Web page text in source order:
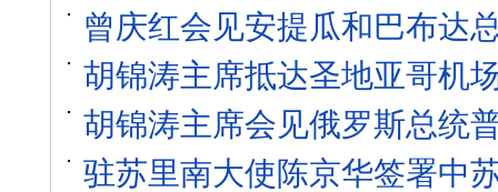
曾庆红会见安提瓜和巴布达
胡锦涛主席抵达圣地亚哥机
胡锦涛主席会见俄罗斯总统
驻苏里南大使陈京华签署中